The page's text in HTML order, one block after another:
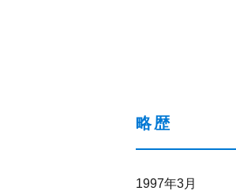
略歴
1997年3月